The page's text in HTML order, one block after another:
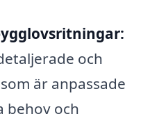
och
är anpassade
behov och